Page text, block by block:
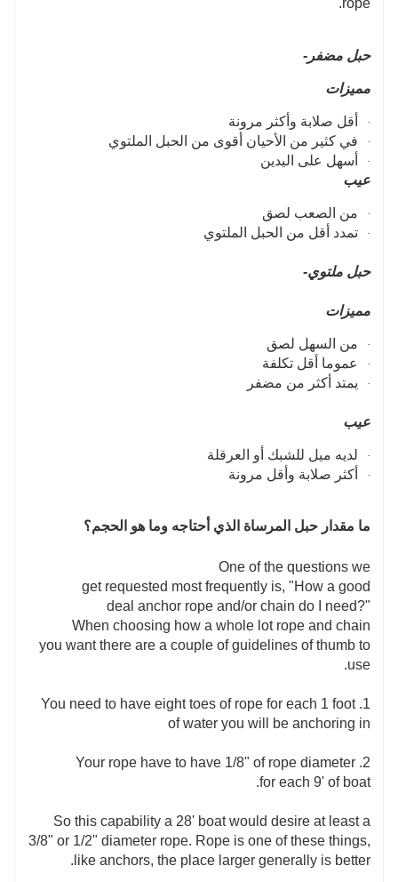
حبل مضفر-
مميزات
· أقل صلابة وأكثر مرونة
· في كثير من الأحيان أقوى من الحبل الملتوي
·
أسهل على اليدين
عيب
· من الصعب لصق
· تمدد أقل من الحبل الملتوي
حبل ملتوي-
مميزات
· من السهل لصق
· عموما أقل تكلفة
· يمتد أكثر من مضفر
عيب
· لديه ميل للشبك أو العرقلة
· أكثر صلابة وأقل مرونة
ما مقدار حبل المرساة الذي أحتاجه وما هو الحجم؟
One of the questions we
get requested most frequently is, "How a good
deal anchor rope and/or chain do I need?"
When choosing how a whole lot rope and chain
you want there are a couple of guidelines of thumb to
use.
1. You need to have eight toes of rope for each 1 foot
of water you will be anchoring in
2. Your rope have to have 1/8" of rope diameter
for each 9' of boat.
So this capability a 28' boat would desire at least a
3/8" or 1/2" diameter rope. Rope is one of these things,
like anchors, the place larger generally is better.